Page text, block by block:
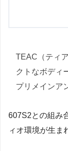
TEAC（ティ
クトなボディ
プリメインア
607S2との組み
ィオ環境が生ま